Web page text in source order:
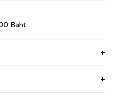
Baht
ใส่พลิ้วไหว พร้อมดีไซน์